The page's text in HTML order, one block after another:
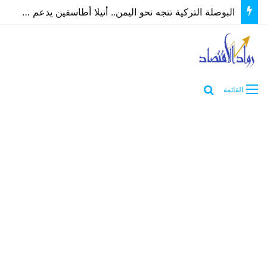
البوصلة التركية تتجه نحو اليمن.. أتيلا أطاسفين يدعم مسارات الشراكة الاقتصادية والاستثمارية
القائمة